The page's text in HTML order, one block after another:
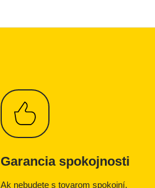
Garancia spokojnosti
Ak nebudete s tovarom spokojní,